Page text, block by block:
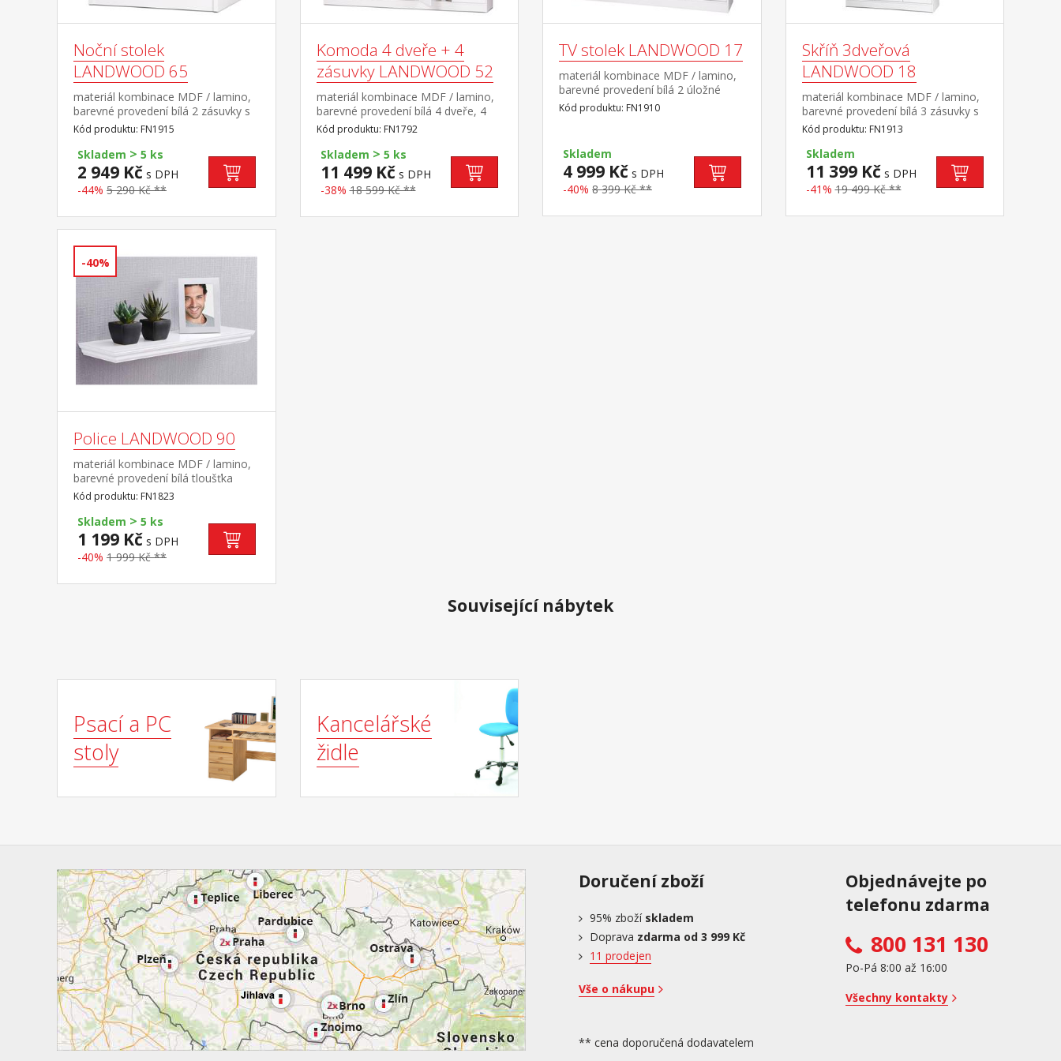
Noční stolek
LANDWOOD 65
materiál kombinace MDF / lamino,
barevné provedení bílá 2 zásuvky s
kovovými pojezdy, úchytky
starožitného vzhledu součást
sestavy Landwood
Kód produktu: FN1915
Skladem > 5 ks
2 949 Kč s DPH
-44% 5 290 Kč **
Komoda 4 dveře + 4
zásuvky LANDWOOD 52
materiál kombinace MDF / lamino,
barevné provedení bílá 4 dveře, 4
široké police, 4 zásuvky s kovovými
pojezdy, úchytky starožitného
vzhledu součást sestavy Landwood
Kód produktu: FN1792
Skladem > 5 ks
11 499 Kč s DPH
-38% 18 599 Kč **
TV stolek LANDWOOD 17
materiál kombinace MDF / lamino,
barevné provedení bílá 2 úložné
prostory, 2 police součást sestavy
Landwood
Kód produktu: FN1910
Skladem
4 999 Kč s DPH
-40% 8 399 Kč **
Skříň 3dveřová
LANDWOOD 18
materiál kombinace MDF / lamino,
barevné provedení bílá 3 zásuvky s
kovovými pojezdy, 4 úzké a 1 široká
police 1 šatní tyč, úchytky
starožitného vzhledu součást
sestavy Landwood
Kód produktu: FN1913
Skladem
11 399 Kč s DPH
-41% 19 499 Kč **
-40%
Police LANDWOOD 90
materiál kombinace MDF / lamino,
barevné provedení bílá tloušťka
desky 38 mm, doporučená nosnost
do 12 kg součást sestavy
Landwood
Kód produktu: FN1823
Skladem > 5 ks
1 199 Kč s DPH
-40% 1 999 Kč **
Související nábytek
Psací a PC
stoly
Kancelářské
židle
Doručení zboží
95% zboží skladem
Doprava zdarma od 3 999 Kč
11 prodejen
Vše o nákupu
** cena doporučená dodavatelem
Objednávejte po
telefonu zdarma
800 131 130
Po-Pá 8:00 až 16:00
Všechny kontakty